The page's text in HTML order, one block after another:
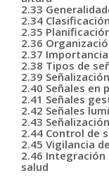
2.33
2.34
2.35
2.36
2.37
2.38 Tipos de
2.39
2.40 Señales en
2.41 Señales
2.42 Señales
2.43
2.44 Control de
2.45 Vigilancia
2.46 Integración
salud